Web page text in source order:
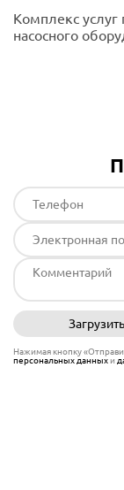
Комплекс услуг
насосного
Загрузить
Нажимая кнопку
персональных данныхи